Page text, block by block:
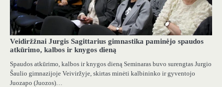
Veidiržžnai Jurgis Sagittarius gimnastika paminėjo spaudos
atkūrimo, kalbos ir knygos dieną
Spaudos atkūrimo, kalbos ir knygos dieną Seminaras buvo surengtas Jurgio
Šaulio gimnazijoje Veiviržyje, skirtas minėti kalbininko ir gyventojo
Juozapo (Juozos)…